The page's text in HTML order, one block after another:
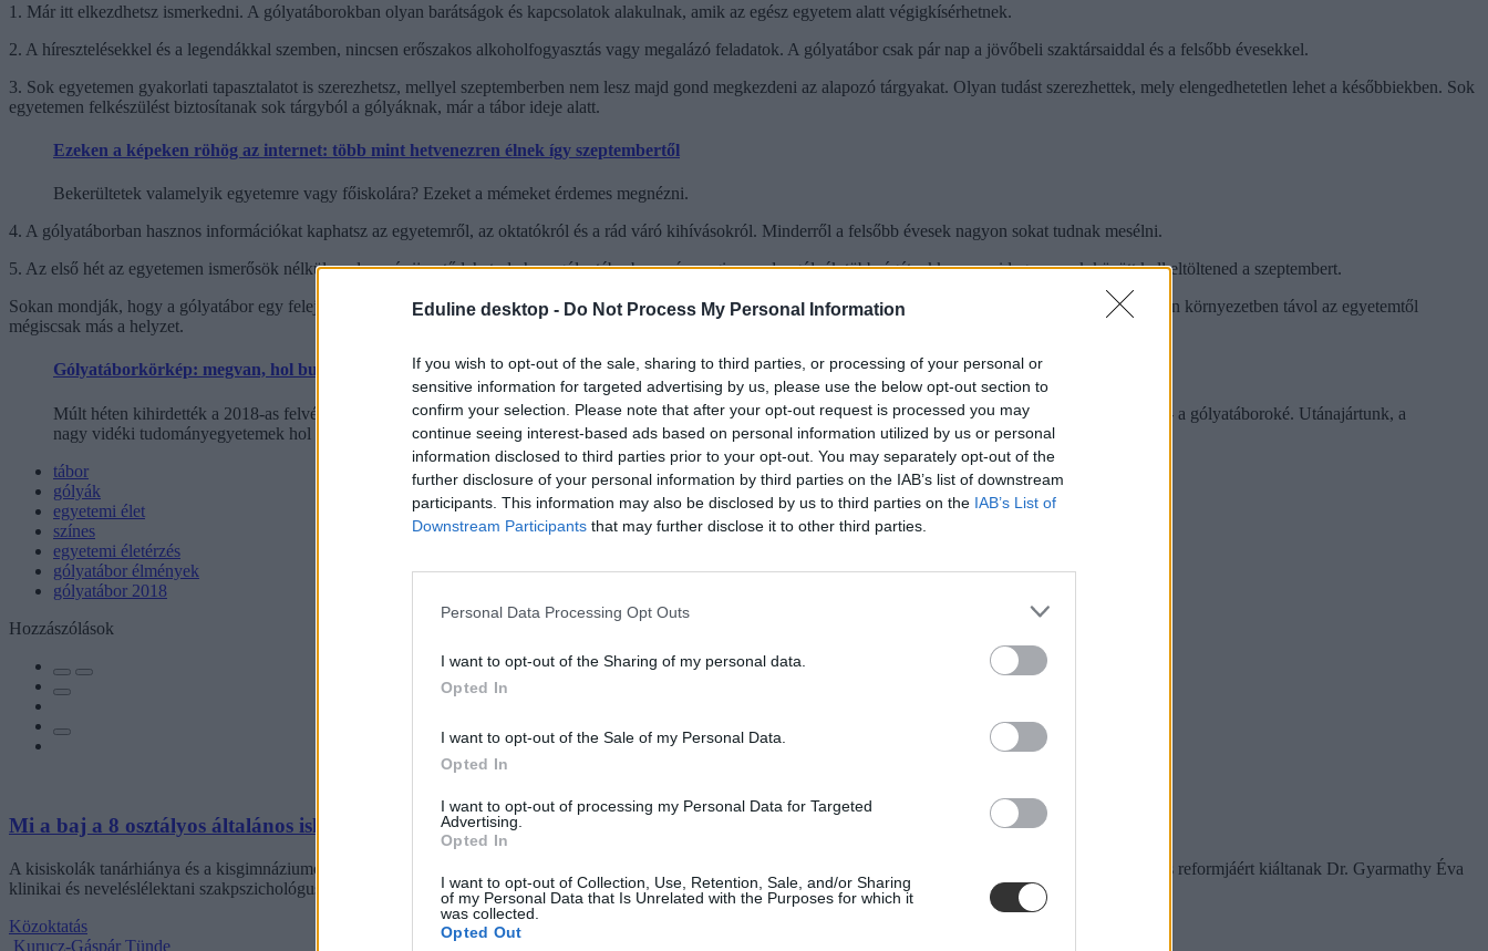
Eduline desktop - Do Not Process My Personal Information
If you wish to opt-out of the sale, sharing to third parties, or processing of your personal or
sensitive information for targeted advertising by us, please use the below opt-out section to
confirm your selection. Please note that after your opt-out request is processed you may
continue seeing interest-based ads based on personal information utilized by us or personal
information disclosed to third parties prior to your opt-out. You may separately opt-out of the
further disclosure of your personal information by third parties on the IAB’s list of downstream
participants. This information may also be disclosed by us to third parties on the IAB’s List of
Downstream Participants that may further disclose it to other third parties.
Personal Data Processing Opt Outs
I want to opt-out of the Sharing of my personal data.
Opted In
I want to opt-out of the Sale of my Personal Data.
Opted In
I want to opt-out of processing my Personal Data for Targeted
Advertising.
Opted In
I want to opt-out of Collection, Use, Retention, Sale, and/or Sharing
of my Personal Data that Is Unrelated with the Purposes for which it
was collected.
Opted Out
1. Már itt elkezdhetsz ismerkedni. A gólyatáborokban olyan barátságok és kapcsolatok alakulnak, amik az egész egyetem alatt végigkísérhetnek.
2. A híresztelésekkel és a legendákkal szemben, nincsen erőszakos alkoholfogyasztás vagy megalázó feladatok. A gólyatábor csak pár nap a jövőbeli szaktársaiddal és a felsőbb évesekkel.
3. Sok egyetemen gyakorlati tapasztalatot is szerezhetsz, mellyel szeptemberben nem lesz majd gond megkezdeni az alapozó tárgyakat. Olyan tudást szerezhettek, mely elengedhetetlen lehet a későbbiekben. Sok
egyetemen felkészülést biztosítanak sok tárgyból a gólyáknak, már a tábor ideje alatt.
Ezeken a képeken röhög az internet: több mint hetvenezren élnek így szeptembertől
Bekerültetek valamelyik egyetemre vagy főiskolára? Ezeket a mémeket érdemes megnézni.
4. A gólyatáborban hasznos információkat kaphatsz az egyetemről, az oktatókról és a rád váró kihívásokról. Minderről a felsőbb évesek nagyon sokat tudnak mesélni.
5. Az első hét az egyetemen ismerősök nélkül unalmas és ijesztő lehet, de ha a gólyatáborban már megismered a gólyák többségét, akkor nem idegen arcok között kell eltöltened a szeptembert.
Sokan mondják, hogy a gólyatábor egy felejthetetlen élmény, és igazuk is van. Persze, ha éppen nem tudtok elmenni akkor sem maradtok ki semmiből, de egy független környezetben távol az egyetemtől
mégiscsak más a helyzet.
Gólyatáborkörkép: megvan, hol buliznak a szegedi, pécsi és debreceni elsőévesek
Múlt héten kihirdették a 2018-as felvételi ponthatárokat, közel hetvenezer elsőéves került be az egyetemekre és főiskolákra. Az augusztus - a pótfelvételi mellett - a gólyatáboroké. Utánajártunk, a
nagy vidéki tudományegyetemek hol és mikor tartják a gólyatáborokat.
tábor
gólyák
egyetemi élet
színes
egyetemi életérzés
gólyatábor élmények
gólyatábor 2018
Hozzászólások
Mi a baj a 8 osztályos általános iskolával, és mi jöhet helyette?
A kisiskolák tanárhiánya és a kisgimnáziumok elitképzővé válása nem elszigetelt hibák, hanem a jelenlegi oktatási szerkezet „erővonalai”, amelyek a rendszer gyökeres reformjáért kiáltanak Dr. Gyarmathy Éva
klinikai és neveléslélektani szakpszichológus, egyetemi tanár szerint.
Közoktatás
Kurucz-Gáspár Tünde